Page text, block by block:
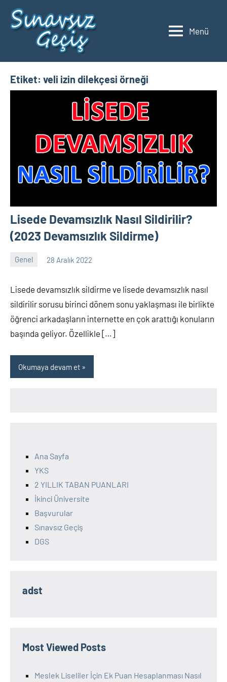
İçeriğe
geç
Puanları
Sıralamaları
Menü
Etiket: veli izin dilekçesi örneği
Lisede Devamsızlık Nasıl Sildirilir?
(2023 Devamsızlık Sildirme)
Genel 28 Aralık 2022
Lisede devamsızlık sildirme ve lisede devamsızlık nasıl
sildirilir sorusu birinci dönem sonu yaklaşması ile birlikte
öğrenci arkadaşların internette en çok arattığı konuların
başında geliyor. Özellikle […]
Okumaya devam et
Ana Sayfa
YKS
2 YILLIK TABAN PUANLARI
İkinci Üniversite
Başvurular
Sınavsız Geçiş
DGS
adst
Most Viewed Posts
Meslek Liseliler İçin Ek Puan Hesaplanması Nasıl